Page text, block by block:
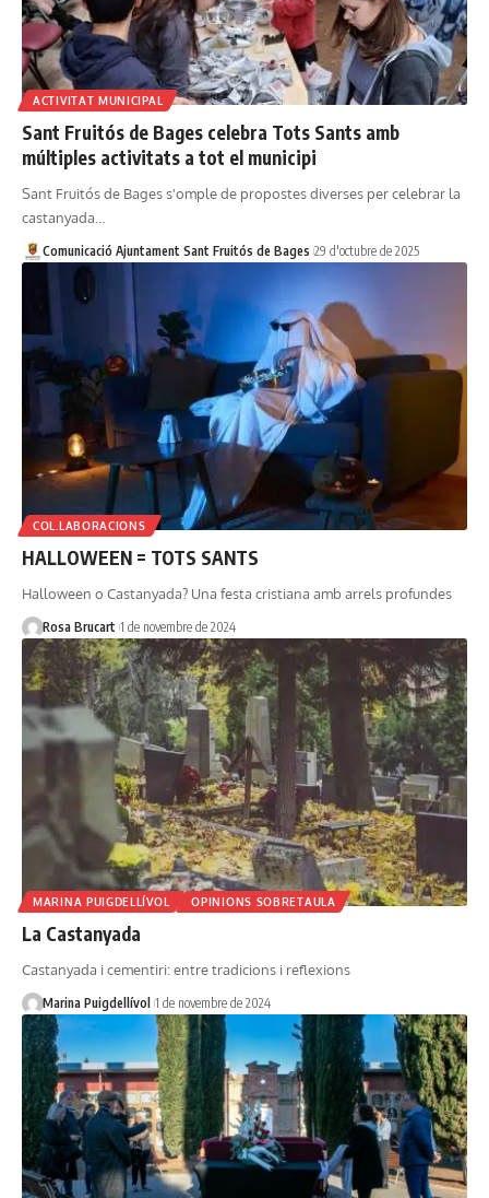
ACTIVITAT MUNICIPAL
Sant Fruitós de Bages celebra Tots Sants amb
múltiples activitats a tot el municipi
Sant Fruitós de Bages s'omple de propostes diverses per celebrar la
castanyada…
Comunicació Ajuntament Sant Fruitós de Bages 29 d'octubre de 2025
COL.LABORACIONS
HALLOWEEN = TOTS SANTS
Halloween o Castanyada? Una festa cristiana amb arrels profundes
Rosa Brucart 1 de novembre de 2024
MARINA PUIGDELLÍVOL OPINIONS SOBRETAULA
La Castanyada
Castanyada i cementiri: entre tradicions i reflexions
Marina Puigdellívol 1 de novembre de 2024